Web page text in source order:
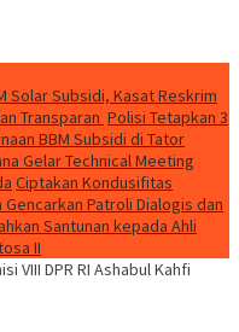
Solar Subsidi, Kasat Reskrim
Transparan Polisi Tetapkan 3
BBM Subsidi di Tator
Gelar Technical Meeting
Ciptakan Kondusifitas
Patroli Dialogis dan
Santunan kepada Ahli
II
VIII DPR RI Ashabul Kahfi